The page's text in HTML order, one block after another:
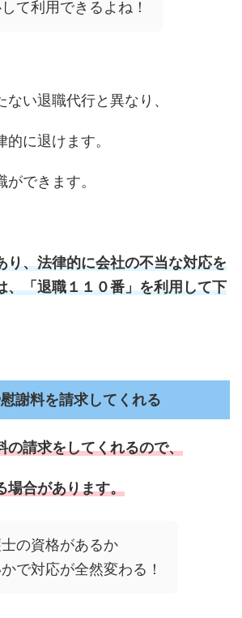
て利用できるよね！
い退職代行と異なり、
に退けます。
できます。
り、法律的に会社の不当な対応を
、「退職１１０番」を利用して下
謝料を請求してくれる
の請求をしてくれるので、
場合があります。
の資格があるか
で対応が全然変わる！